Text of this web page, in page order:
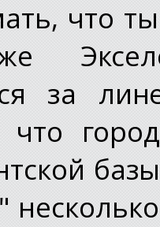
что
за
что